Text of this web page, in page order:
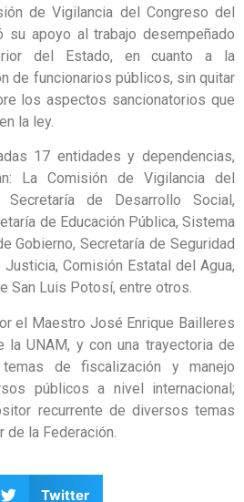
de Vigilancia del Congreso del
su apoyo al trabajo desempeñado
del Estado, en cuanto a la
de funcionarios públicos, sin quitar
los aspectos sancionatorios que
la ley.
17 entidades y dependencias,
La Comisión de Vigilancia del
de Desarrollo Social,
de Educación Pública, Sistema
Gobierno, Secretaría de Seguridad
Justicia, Comisión Estatal del Agua,
San Luis Potosí, entre otros.
el Maestro José Enrique Bailleres
la UNAM, y con una trayectoria de
de fiscalización y manejo
públicos a nivel internacional;
recurrente de diversos temas
de la Federación.
Twitter